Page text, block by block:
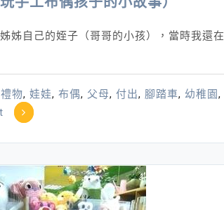
他
裡
有
很
多
姊自己的姪子（哥哥的小孩），當時我還在
禮物, 娃娃, 布偶, 父母, 付出, 腳踏車, 幼稚園,
on
娃
的
孩